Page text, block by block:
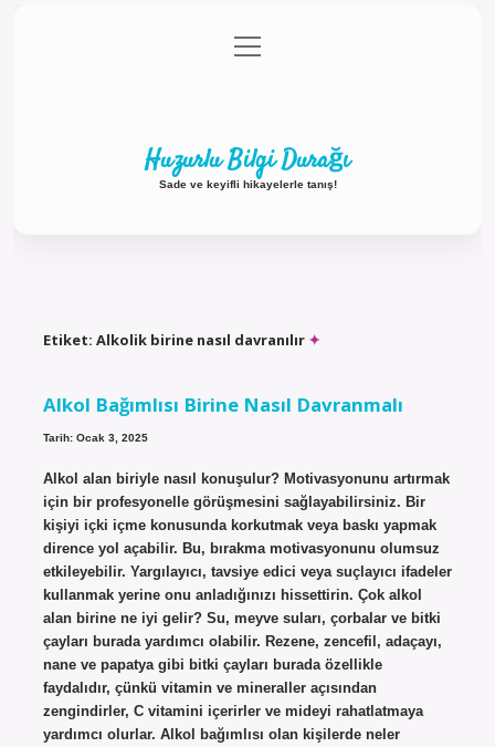
Gizlilik Politikası
menüyü
aç
Huzurlu Bilgi Durağı
Sade ve keyifli hikayelerle tanış!
Etiket: Alkolik birine nasıl davranılır
Alkol Bağımlısı Birine Nasıl Davranmalı
Tarih: Ocak 3, 2025
Alkol alan biriyle nasıl konuşulur? Motivasyonunu artırmak
için bir profesyonelle görüşmesini sağlayabilirsiniz. Bir
kişiyi içki içme konusunda korkutmak veya baskı yapmak
dirence yol açabilir. Bu, bırakma motivasyonunu olumsuz
etkileyebilir. Yargılayıcı, tavsiye edici veya suçlayıcı ifadeler
kullanmak yerine onu anladığınızı hissettirin. Çok alkol
alan birine ne iyi gelir? Su, meyve suları, çorbalar ve bitki
çayları burada yardımcı olabilir. Rezene, zencefil, adaçayı,
nane ve papatya gibi bitki çayları burada özellikle
faydalıdır, çünkü vitamin ve mineraller açısından
zengindirler, C vitamini içerirler ve mideyi rahatlatmaya
yardımcı olurlar. Alkol bağımlısı olan kişilerde neler